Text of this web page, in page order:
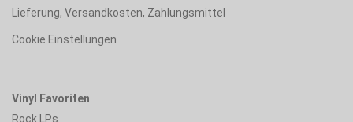
Lieferung, Versandkosten, Zahlungsmittel
Cookie Einstellungen
Vinyl Favoriten
Rock LPs